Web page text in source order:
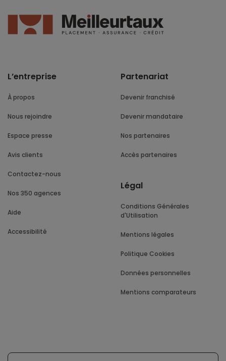
L’entreprise
À propos
Nous rejoindre
Espace presse
Avis clients
Contactez-nous
Nos 350 agences
Aide
Accessibilité
Partenariat
Devenir franchisé
Devenir mandataire
Nos partenaires
Accès partenaires
Légal
Conditions Générales
d'Utilisation
Mentions légales
Politique Cookies
Données personnelles
Mentions comparateurs